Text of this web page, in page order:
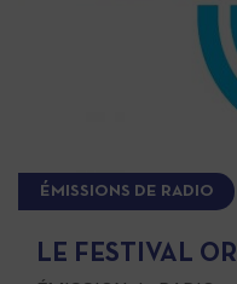
ÉMISSIONS DE RADIO
LE FESTIVAL